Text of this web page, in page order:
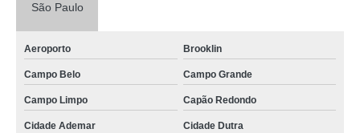
São Paulo
Aeroporto Brooklin
Campo Belo Campo Grande
Campo Limpo Capão Redondo
Cidade Ademar Cidade Dutra